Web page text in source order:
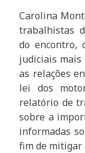
Carolina
trabalhistas
do encontro,
judiciais mais
as relações
lei dos
relatório de
sobre a
informadas
fim de mitigar